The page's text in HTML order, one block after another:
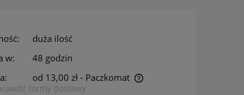
duża ilość
w:
48 godzin
od 13,00 zł - Paczkomat
formy dostawy